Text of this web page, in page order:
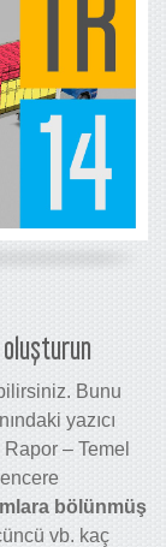
oluşturun
Bunu
yazıcı
Rapor – Temel
bölünmüş
vb. kaç